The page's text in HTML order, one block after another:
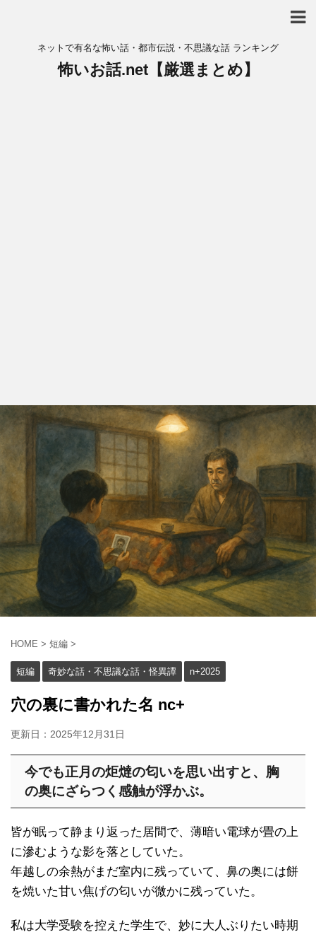
ネットで有名な怖い話・都市伝説・不思議な話 ランキング
怖いお話.net【厳選まとめ】
HOME > 短編 >
短編 奇妙な話・不思議な話・怪異譚 n+2025
穴の裏に書かれた名 nc+
更新日： 2025年12月31日
今でも正月の炬燵の匂いを思い出すと、胸
の奥にざらつく感触が浮かぶ。
皆が眠って静まり返った居間で、薄暗い電球が畳の上
に滲むような影を落としていた。
年越しの余熱がまだ室内に残っていて、鼻の奥には餅
を焼いた甘い焦げの匂いが微かに残っていた。
私は大学受験を控えた学生で、妙に大人ぶりたい時期